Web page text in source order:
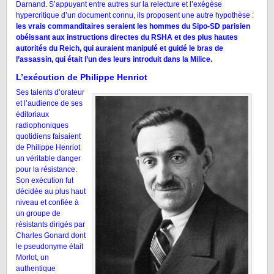
Darnand. S’appuyant entre autres sur la relecture et l’exégèse
hypercritique d’un document connu, ils proposent une autre hypothèse :
les vrais commanditaires seraient les hommes du Sipo-SD parisien
obéissant aux instructions directes du RSHA et des plus hautes
autorités du Reich, qui auraient manipulé et guidé le bras de
l’assassin, qui était l’un des leurs introduit dans la Milice.
L’exécution de Philippe Henriot
Ses talents d’orateur
et l’audience de ses
éditoriaux
radiophoniques
quotidiens faisaient
de Philippe Henriot
un véritable danger
pour la résistance.
Son exécution fut
décidée au plus haut
niveau et confiée à
un groupe de
résistants dirigés par
Charles Gonard dont
le pseudonyme était
Morlot, un
authentique